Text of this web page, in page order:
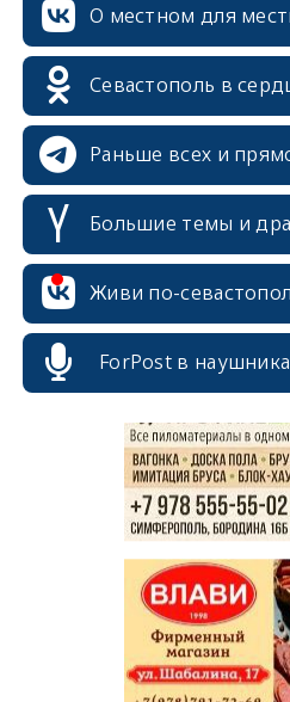
О местном для
Севастополь в
Раньше всех и
Большие темы и
Живи по-
ForPost в